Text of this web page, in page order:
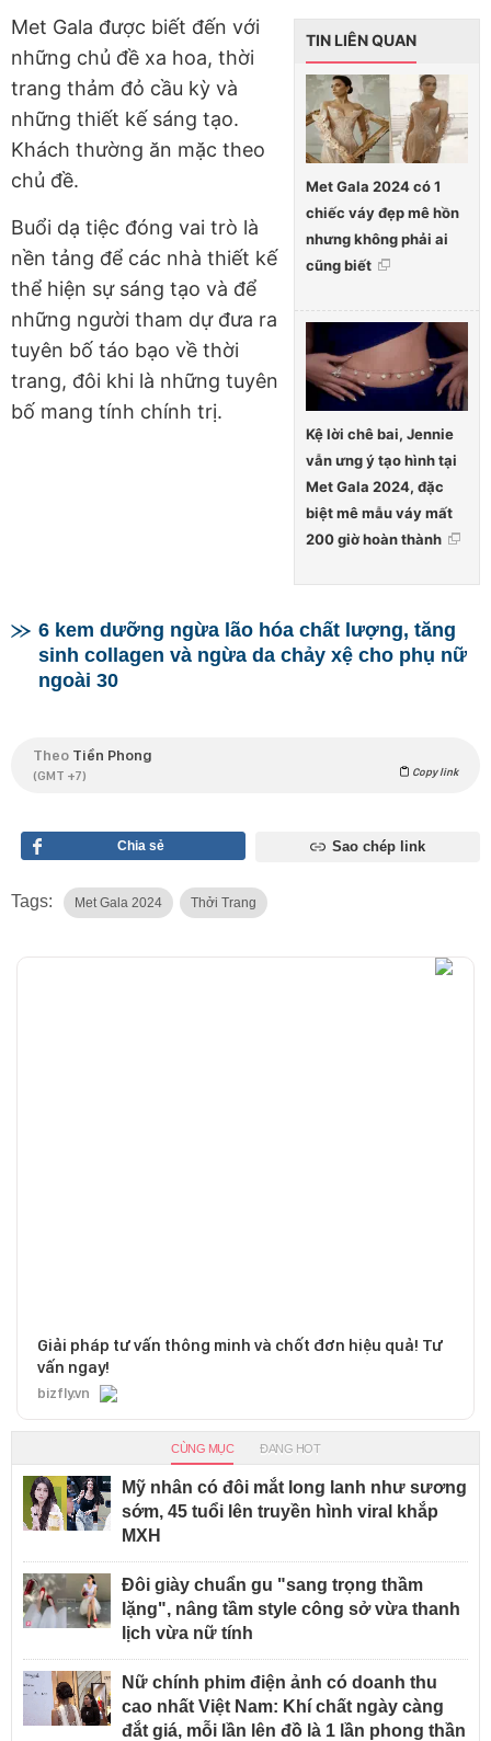
TIN LIÊN QUAN
Met Gala 2024 có 1
chiếc váy đẹp mê hồn
nhưng không phải ai
cũng biết
Kệ lời chê bai, Jennie
vẫn ưng ý tạo hình tại
Met Gala 2024, đặc
biệt mê mẫu váy mất
200 giờ hoàn thành
Met Gala được biết đến với
những chủ đề xa hoa, thời
trang thảm đỏ cầu kỳ và
những thiết kế sáng tạo.
Khách thường ăn mặc theo
chủ đề.
Buổi dạ tiệc đóng vai trò là
nền tảng để các nhà thiết kế
thể hiện sự sáng tạo và để
những người tham dự đưa ra
tuyên bố táo bạo về thời
trang, đôi khi là những tuyên
bố mang tính chính trị.
6 kem dưỡng ngừa lão hóa chất lượng, tăng
sinh collagen và ngừa da chảy xệ cho phụ nữ
ngoài 30
Theo Tiền Phong
(GMT +7) Copy link
Chia sẻ Sao chép link
Tags: Met Gala 2024 Thởi Trang
Giải pháp tư vấn thông minh và chốt đơn hiệu quả! Tư
vấn ngay!
bizfly.vn
CÙNG MỤC ĐANG HOT
Mỹ nhân có đôi mắt long lanh như sương
sớm, 45 tuổi lên truyền hình viral khắp
MXH
Đôi giày chuẩn gu "sang trọng thầm
lặng", nâng tầm style công sở vừa thanh
lịch vừa nữ tính
Nữ chính phim điện ảnh có doanh thu
cao nhất Việt Nam: Khí chất ngày càng
đắt giá, mỗi lần lên đồ là 1 lần phong thần